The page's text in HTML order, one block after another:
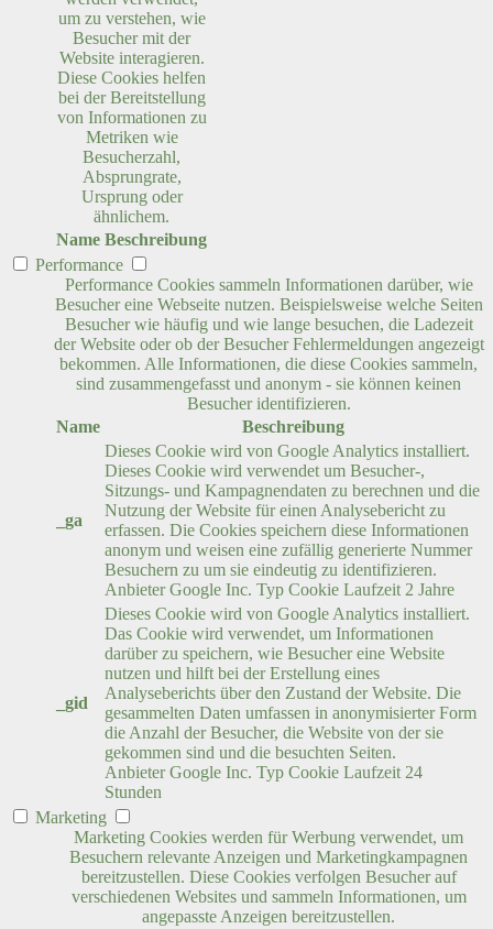
um zu verstehen, wie
Besucher mit der
Website interagieren.
Diese Cookies helfen
bei der Bereitstellung
von Informationen zu
Metriken wie
Besucherzahl,
Absprungrate,
Ursprung oder
ähnlichem.
Name Beschreibung
Performance
Performance Cookies sammeln Informationen darüber, wie
Besucher eine Webseite nutzen. Beispielsweise welche Seiten
Besucher wie häufig und wie lange besuchen, die Ladezeit
der Website oder ob der Besucher Fehlermeldungen angezeigt
bekommen. Alle Informationen, die diese Cookies sammeln,
sind zusammengefasst und anonym - sie können keinen
Besucher identifizieren.
Name
Beschreibung
_ga
Dieses Cookie wird von Google Analytics installiert.
Dieses Cookie wird verwendet um Besucher-,
Sitzungs- und Kampagnendaten zu berechnen und die
Nutzung der Website für einen Analysebericht zu
erfassen. Die Cookies speichern diese Informationen
anonym und weisen eine zufällig generierte Nummer
Besuchern zu um sie eindeutig zu identifizieren.
Anbieter Google Inc. Typ Cookie Laufzeit 2 Jahre
_gid
Dieses Cookie wird von Google Analytics installiert.
Das Cookie wird verwendet, um Informationen
darüber zu speichern, wie Besucher eine Website
nutzen und hilft bei der Erstellung eines
Analyseberichts über den Zustand der Website. Die
gesammelten Daten umfassen in anonymisierter Form
die Anzahl der Besucher, die Website von der sie
gekommen sind und die besuchten Seiten.
Anbieter Google Inc. Typ Cookie Laufzeit 24
Stunden
Marketing
Marketing Cookies werden für Werbung verwendet, um
Besuchern relevante Anzeigen und Marketingkampagnen
bereitzustellen. Diese Cookies verfolgen Besucher auf
verschiedenen Websites und sammeln Informationen, um
angepasste Anzeigen bereitzustellen.